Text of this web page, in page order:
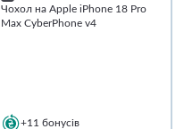
Чохол на Apple iPhone 18 Pro
Max CyberPhone v4
+11 бонусів